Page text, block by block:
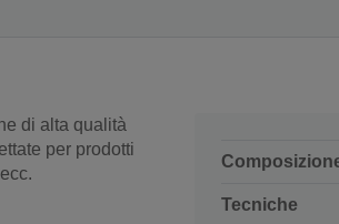
di alta qualità
per prodotti
Tecniche